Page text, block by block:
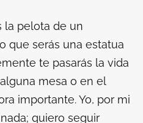
la pelota de un
que serás una estatua
te pasarás la vida
mesa o en el
importante. Yo, por mi
quiero seguir